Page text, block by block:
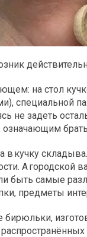
на стол
специальной
не задеть
означающим
в кучку
А городской
быть самые
предметы
бирюльки,